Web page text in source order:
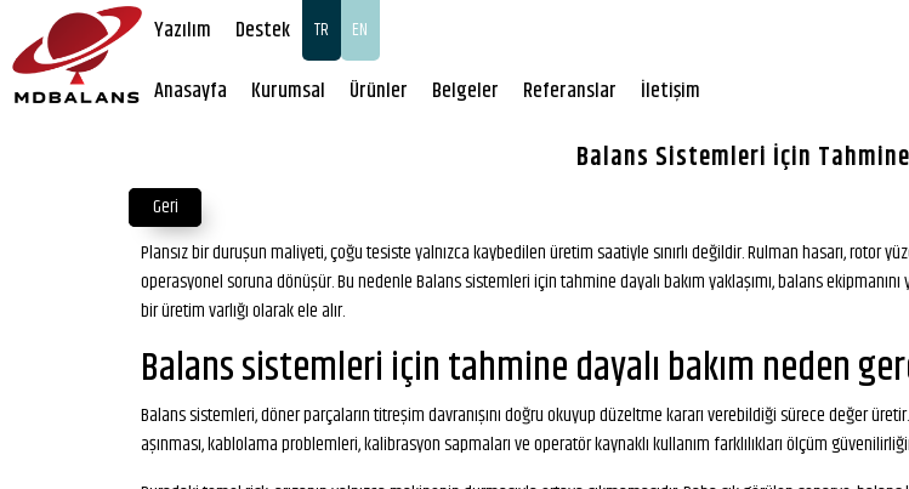
Yazılım Destek TR EN
Anasayfa Kurumsal Ürünler Belgeler Referanslar İletişim
Balans Sistemleri İçin Tahmine
Geri
Plansız bir duruşun maliyeti, çoğu tesiste yalnızca kaybedilen üretim saatiyle sınırlı değildir. Rulman hasarı, rotor
operasyonel soruna dönüşür. Bu nedenle Balans sistemleri için tahmine dayalı bakım yaklaşımı, balans
bir üretim varlığı olarak ele alır.
Balans sistemleri için tahmine dayalı bakım neden
Balans sistemleri, döner parçaların titreşim davranışını doğru okuyup düzeltme kararı verebildiği sürece değer
aşınması, kablolama problemleri, kalibrasyon sapmaları ve operatör kaynaklı kullanım farklılıkları ölçüm